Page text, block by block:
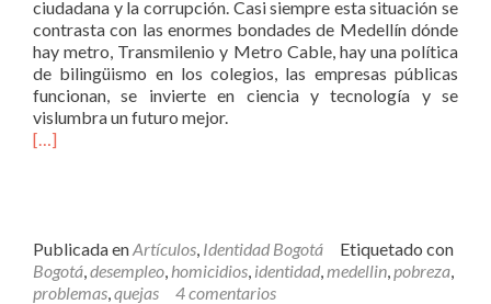
ciudadana y la corrupción. Casi siempre esta situación se
contrasta con las enormes bondades de Medellín dónde
hay metro, Transmilenio y Metro Cable, hay una política
de bilingüismo en los colegios, las empresas públicas
funcionan, se invierte en ciencia y tecnología y se
vislumbra un futuro mejor.
[…]
Publicada enArtículos, Identidad Bogotá
Etiquetado con
Bogotá,desempleo, homicidios, identidad,medellin,pobreza,
problemas,quejas 4 comentarios